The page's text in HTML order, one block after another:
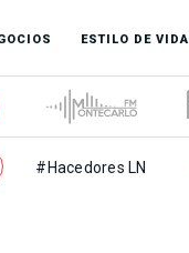
ESTILO DE VIDA
#Hacedores LN